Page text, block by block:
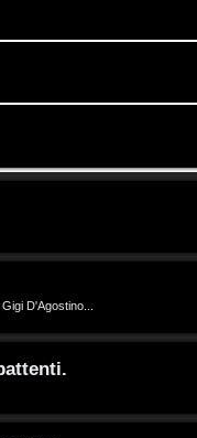
D'Agostino...